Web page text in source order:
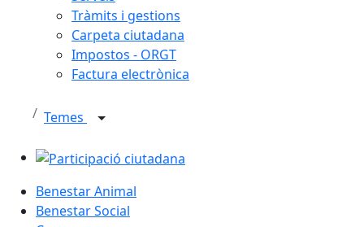
Tràmits i gestions
Carpeta ciutadana
Impostos - ORGT
Factura electrònica
Temes
Participació ciutadana
Benestar Animal
Benestar Social